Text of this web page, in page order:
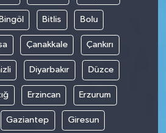
Bingöl Bitlis Bolu
Çanakkale Çankırı
Diyarbakır Düzce
Erzincan Erzurum
Gaziantep Giresun